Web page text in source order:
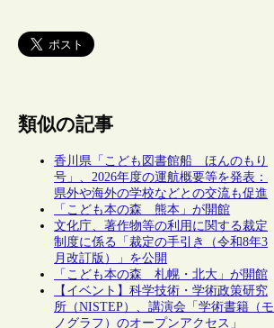
類似の記事
香川県「こども図書館船 ほんのもり
号」、2026年度の運航概要等を発表：
県外や海外の学校などとの交流も促進
「こども本の森 熊本」が開館
文化庁、著作物等の利用に関する裁定
制度に係る「裁定の手引き（令和8年3
月改訂版）」を公開
「こども本の森 札幌・北大」が開館
【イベント】科学技術・学術政策研究
所（NISTEP）、講演会「学術書籍（モ
ノグラフ）のオープンアクセス」